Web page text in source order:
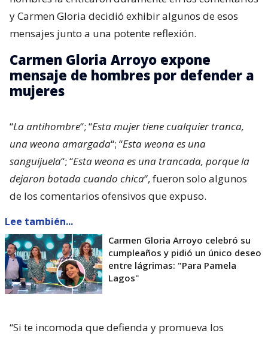
y Carmen Gloria decidió exhibir algunos de esos
mensajes junto a una potente reflexión.
Carmen Gloria Arroyo expone
mensaje de hombres por defender a
mujeres
“La antihombre“; “Esta mujer tiene cualquier tranca,
una weona amargada“; “Esta weona es una
sanguijuela“; “Esta weona es una trancada, porque la
dejaron botada cuando chica“, fueron solo algunos
de los comentarios ofensivos que expuso.
Lee también...
Carmen Gloria Arroyo celebró su
cumpleaños y pidió un único deseo
entre lágrimas: "Para Pamela
Lagos"
“Si te incomoda que defienda y promueva los